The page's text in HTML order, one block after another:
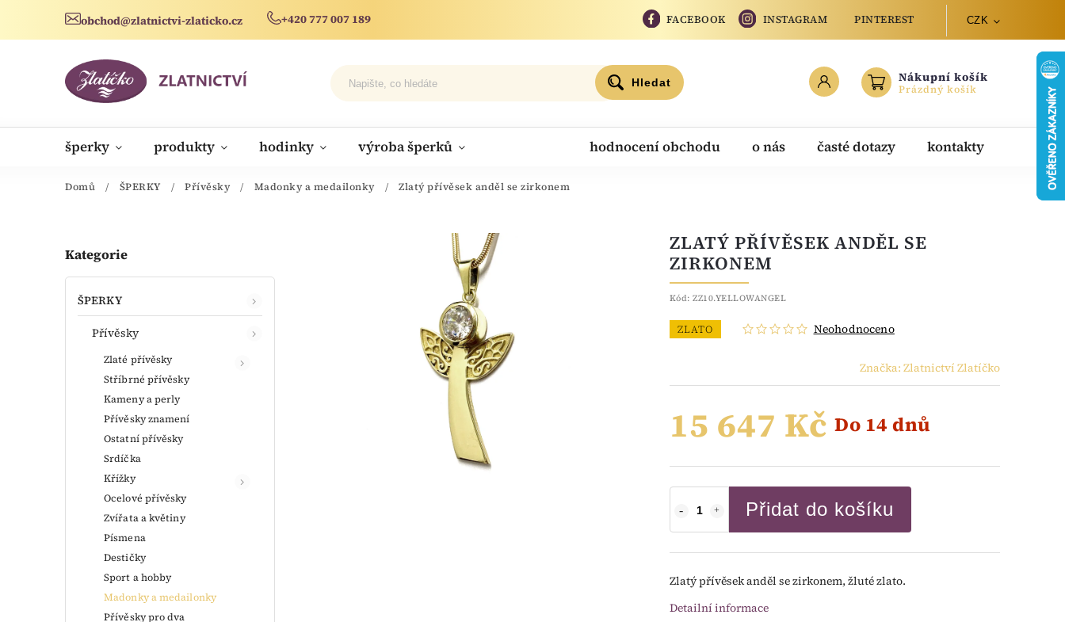
obchod@zlatnictvi-zlaticko.cz +420 777 007 189 FACEBOOK INSTAGRAM PINTEREST CZK
Hledat Nákupní košík
Prázdný košík
šperky produkty hodinky výroba šperků hodnocení obchodu o nás časté dotazy kontakty
novinky
Domů / ŠPERKY / Přívěsky / Madonky a medailonky / Zlatý přívěsek anděl se zirkonem
Kategorie
ŠPERKY
Přívěsky
Zlaté přívěsky
Stříbrné přívěsky
Kameny a perly
Přívěsky znamení
Ostatní přívěsky
Srdíčka
Křížky
Ocelové přívěsky
Zvířata a květiny
Písmena
Destičky
Sport a hobby
Madonky a medailonky
Přívěsky pro dva
ZLATÝ PŘÍVĚSEK ANDĚL SE
ZIRKONEM
Kód: ZZ10.YELLOWANGEL
ZLATO Neohodnoceno
Značka: Zlatnictví Zlatíčko
15 647 Kč Do 14 dnů
Přidat do košíku
Zlatý přívěsek anděl se zirkonem, žluté zlato.
Detailní informace